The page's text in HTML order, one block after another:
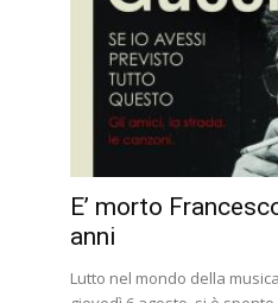
E’ morto
anni
Lutto nel mondo della